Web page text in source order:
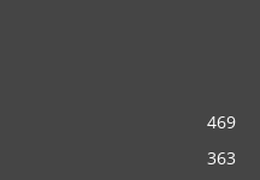
469
363